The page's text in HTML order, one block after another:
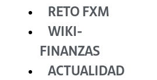
RETO FXM
WIKI-
FINANZAS
ACTUALIDAD